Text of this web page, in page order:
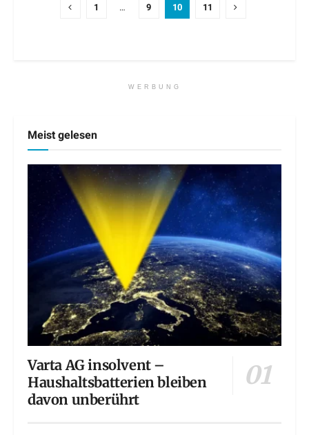
1 … 9 10 11
WERBUNG
Meist gelesen
Varta AG insolvent –
Haushaltsbatterien bleiben
davon unberührt